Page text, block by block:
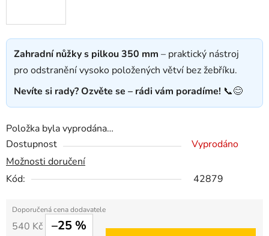
Zahradní nůžky s pilkou 350 mm – praktický nástroj
pro odstranění vysoko položených větví bez žebříku.
Nevíte si rady? Ozvěte se – rádi vám poradíme! 📞😊
Položka byla vyprodána…
Dostupnost
Vyprodáno
Možnosti doručení
Kód:
42879
540 Kč –25 %